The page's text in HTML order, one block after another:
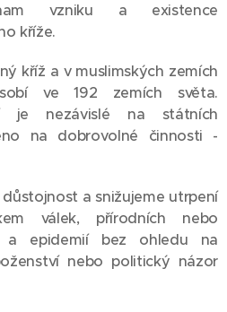
vzniku a existence
kříže.
kříž a v muslimských zemích
ve 192 zemích světa.
je nezávislé na státních
na dobrovolné činnosti -
a snižujeme utrpení
válek, přírodních nebo
a epidemií bez ohledu na
nebo politický názor